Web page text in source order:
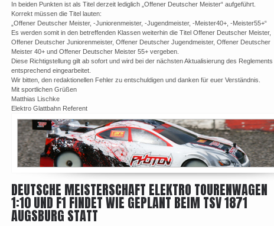
In beiden Punkten ist als Titel derzeit lediglich „Offener Deutscher Meister“ aufgeführt.
Korrekt müssen die Titel lauten:
„Offener Deutscher Meister, -Juniorenmeister, -Jugendmeister, -Meister40+, -Meister55+“
Es werden somit in den betreffenden Klassen weiterhin die Titel Offener Deutscher Meister,
Offener Deutscher Juniorenmeister, Offener Deutscher Jugendmeister, Offener Deutscher
Meister 40+ und Offener Deutscher Meister 55+ vergeben.
Diese Richtigstellung gilt ab sofort und wird bei der nächsten Aktualisierung des Reglements
entsprechend eingearbeitet.
Wir bitten, den redaktionellen Fehler zu entschuldigen und danken für euer Verständnis.
Mit sportlichen Grüßen
Matthias Lischke
Elektro Glattbahn Referent
DEUTSCHE MEISTERSCHAFT ELEKTRO TOURENWAGEN
1:10 UND F1 FINDET WIE GEPLANT BEIM TSV 1871
AUGSBURG STATT